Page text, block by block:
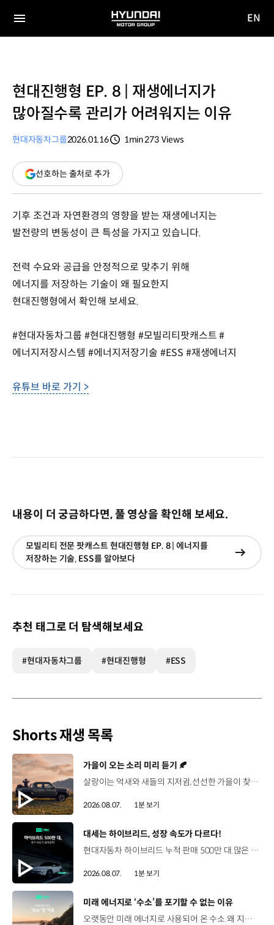
전체
HYUNDAI
MOTOR
EN
현대진행형 EP. 8 | 재생에너지가
많아질수록 관리가 어려워지는 이유
현대자동차그룹2026.01.16
1min273 Views
선호하는 출처로 추가(새
창
기후 조건과 자연환경의 영향을 받는 재생에너지는
발전량의 변동성이 큰 특성을 가지고 있습니다.
전력 수요와 공급을 안정적으로 맞추기 위해
에너지를 저장하는 기술이 왜 필요한지
현대진행형에서 확인해 보세요.
#현대자동차그룹 #현대진행형 #모빌리티팟캐스트 #
에너지저장시스템 #에너지저장기술 #ESS #재생에너지
유튜브 바로 가기 >
내용이 더 궁금하다면, 풀 영상을 확인해 보세요.
모빌리티 전문 팟캐스트 현대진행형 EP. 8 | 에너지를
저장하는 기술‚ ESS를 알아보다
현재
이동
추천 태그로 더 탐색해보세요
#현대자동차그룹 #현대진행형 #ESS
Shorts 재생 목록
[동영상]
가을이 오는 소리 미리 듣기 🍂
살랑이는 억새와 새들의 지저귐,선선한 가을이 찾아오는 소리. 더 기아 타스만과 함께 계절을 만나보세요. 🎧 *본 영상은 AI를 활용해 제작했습니다. #기아 #더기아타스만 #타스만 #가을 #입추 #Tasman #ASMR
2026.08.07. 1분 보기
[동영상]
대세는 하이브리드, 성장 속도가 다르다!
현대자동차 하이브리드 누적 판매 500만 대.많은 운전자들이 선택한 이유는 무엇일까요? 현대진행형 팟캐스트 EP.21에서 확인하세요.📻 #현대자동차그룹 #현대진행형 #모빌리티팟캐스트 #하이브리드 #연료 #미래모빌리티 #모빌리티
2026.08.07. 1분 보기
[동영상]
미래 에너지로 ‘수소’를 포기할 수 없는 이유
오랫동안 미래 에너지로 사용되어 온 수소.왜 지금까지도 중요한 선택지로 꼽힐까요? 현대진행형 팟캐스트 EP.21에서 확인하세요.📻 #현대자동차그룹 #현대진행형 #모빌리티팟캐스트 #수소전기차 #수소에너지 #연료 #미래모빌리티 #모빌리티